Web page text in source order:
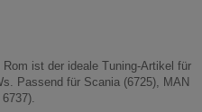
ist der ideale Tuning-Artikel für
Passend für Scania (6725), MAN